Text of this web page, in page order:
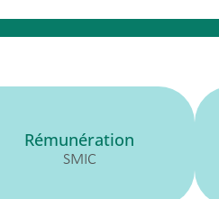
Rémunération
SMIC